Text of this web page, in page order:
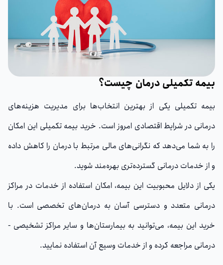
بیمه تکمیلی درمان چیست؟
بیمه تکمیلی یکی از بهترین انتخاب‌ها برای مدیریت هزینه‌های
درمانی در شرایط اقتصادی امروز است. خرید بیمه تکمیلی این امکان
را به شما می‌دهد که نگرانی‌های مالی مرتبط با درمان را کاهش داده
و از خدمات درمانی گسترده‌تری بهره‌مند شوید.
یکی از دلایل محبوبیت این بیمه، امکان استفاده از خدمات در مراکز
درمانی متعدد و دسترسی آسان به درمان‌های تخصصی است. با
خرید این بیمه، می‌توانید به بیمارستان‌ها و سایر مراکز تشخیصی -
درمانی مراجعه کرده و از خدمات وسیع آن استفاده نمایید.